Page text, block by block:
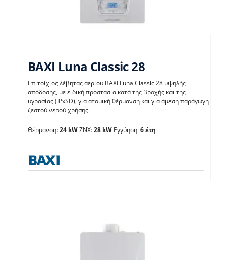
BAXI Luna Classic 28
Λέβητες με άμεση παραγωγή ΖΝX
BAXI Luna Classic 28
Επιτοίχιος λέβητας αερίου BAXI Luna Classic 28 υψηλής
απόδοσης, με ειδική προστασία κατά της βροχής και της
υγρασίας (IPxSD), για ατομική θέρμανση και για άμεση παράγωγη
ζεστού νερού χρήσης.
Θέρμανση:24 kWΖΝΧ:28 kWΕγγύηση:6 έτη